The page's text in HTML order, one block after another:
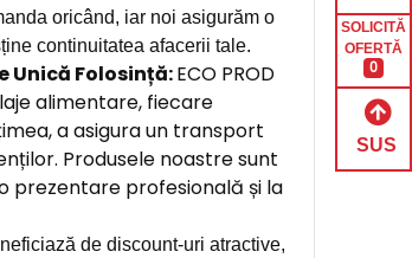
oricând, iar noi asigurăm o
continuitatea afacerii tale.
Unică Folosință:ECO PROD
alimentare, fiecare
a asigura un transport
Produsele noastre sunt
prezentare profesională și la
de discount-uri atractive,
SOLICITĂ
OFERTĂ
0
SUS